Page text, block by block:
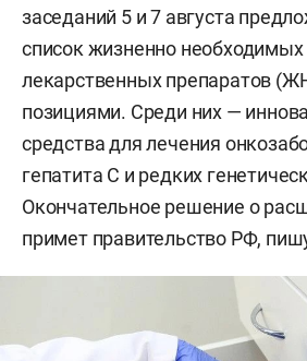
заседаний 5 и 7 августа
список жизненно
лекарственных препаратов
позициями. Среди них —
средства для лечения
гепатита С и редких
Окончательное решение о
примет правительство РФ,